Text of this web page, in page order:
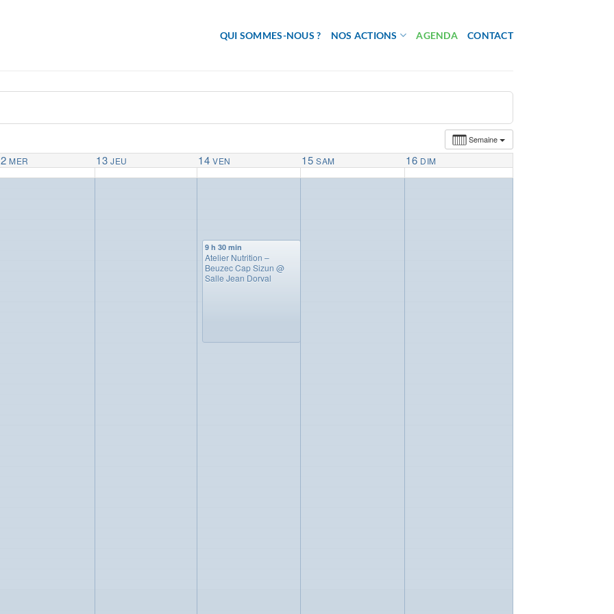
QUI SOMMES-NOUS ? NOS ACTIONS AGENDA CONTACT
Semaine
MER 13 JEU 14 VEN 15 SAM 16 DIM
9 h 30 min
Atelier Nutrition –
Beuzec Cap Sizun @
Salle Jean Dorval